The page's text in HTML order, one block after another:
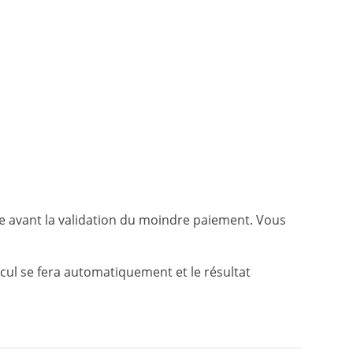
avant la validation du moindre paiement. Vous
se fera automatiquement et le résultat